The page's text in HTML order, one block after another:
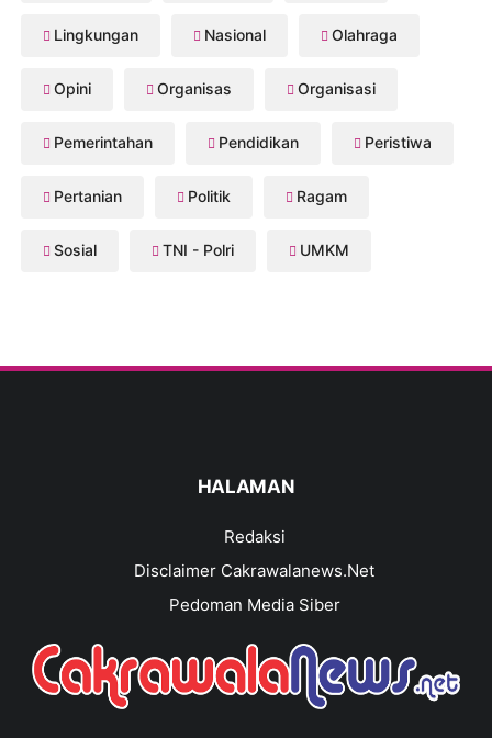
Lingkungan Nasional Olahraga
Opini Organisas Organisasi
Pemerintahan Pendidikan Peristiwa
Pertanian Politik Ragam
Sosial TNI - Polri UMKM
HALAMAN
Redaksi
Disclaimer Cakrawalanews.Net
Pedoman Media Siber